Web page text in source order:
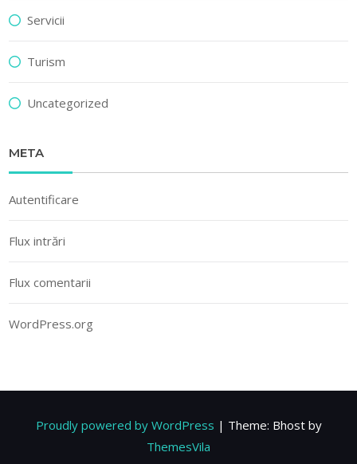
Servicii
Turism
Uncategorized
META
Autentificare
Flux intrări
Flux comentarii
WordPress.org
Proudly powered by WordPress | Theme: Bhost by
ThemesVila